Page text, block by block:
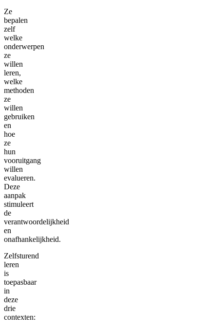
Ze
bepalen
zelf
welke
onderwerpen
ze
willen
leren,
welke
methoden
ze
willen
gebruiken
en
hoe
ze
hun
vooruitgang
willen
evalueren.
Deze
aanpak
stimuleert
de
verantwoordelijkheid
en
onafhankelijkheid.
Zelfsturend
leren
is
toepasbaar
in
deze
drie
contexten: